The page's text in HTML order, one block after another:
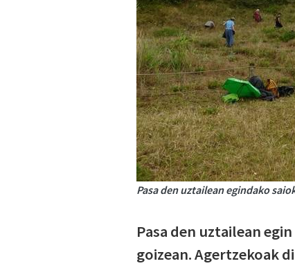
Pasa den uztailean egindako
Pasa den uztailean
goizean. Agertzekoak